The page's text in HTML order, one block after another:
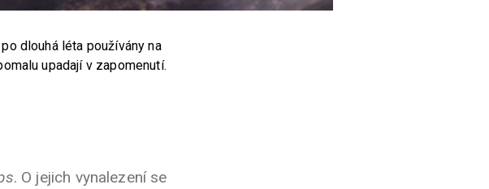
dlouhá léta používány na
upadají v zapomenutí.
. O jejich vynalezení se